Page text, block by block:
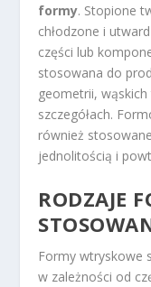
formy. Stopione
chłodzone i
części lub
stosowana do
geometrii,
szczegółach.
również
jednolitością i
RODZAJE
Formy wtryskowe
w zależności od